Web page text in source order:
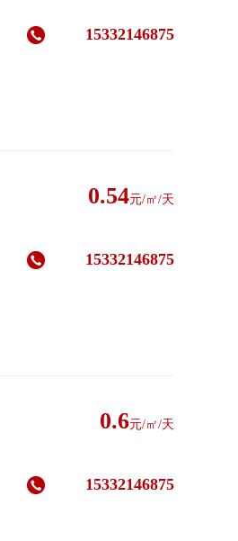
15332146875
0.54元/㎡/天
15332146875
0.6元/㎡/天
15332146875